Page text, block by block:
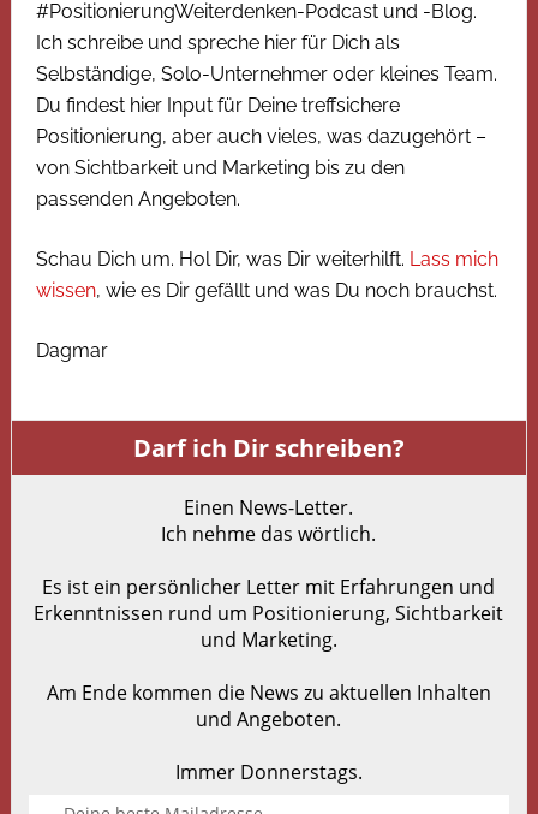
#PositionierungWeiterdenken-Podcast und -Blog.
Ich schreibe und spreche hier für Dich als
Selbständige, Solo-Unternehmer oder kleines Team.
Du findest hier Input für Deine treffsichere
Positionierung, aber auch vieles, was dazugehört –
von Sichtbarkeit und Marketing bis zu den
passenden Angeboten.
Schau Dich um. Hol Dir, was Dir weiterhilft. Lass mich
wissen, wie es Dir gefällt und was Du noch brauchst.
Dagmar
Darf ich Dir schreiben?
Einen News-Letter.
Ich nehme das wörtlich.
Es ist ein persönlicher Letter mit Erfahrungen und
Erkenntnissen rund um Positionierung, Sichtbarkeit
und Marketing.
Am Ende kommen die News zu aktuellen Inhalten
und Angeboten.
Immer Donnerstags.